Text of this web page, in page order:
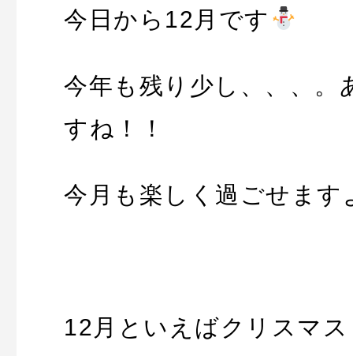
今日から12月です
今年も残り少し、、、。
すね！！
今月も楽しく過ごせます
12月といえばクリスマス